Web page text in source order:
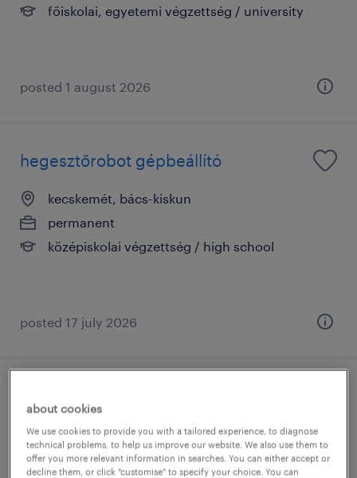
főiskolai, egyetemi végzettség / university
posted 1 august 2026
hegesztőrobot gépbeállító
kecskemét, bács-kiskun
permanent
középiskolai végzettség / high school
posted 17 july 2026
kecskemét, bács-kiskun
permanent
about cookies
We use cookies to provide you with a tailored experience, to diagnose
technical problems, to help us improve our website. We also use them to
offer you more relevant information in searches. You can either accept or
decline them, or click "customise" to specify your choice. You can